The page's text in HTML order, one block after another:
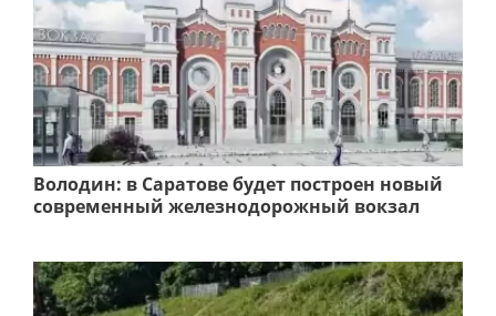
Володин: в Саратове будет построен новый
современный железнодорожный вокзал